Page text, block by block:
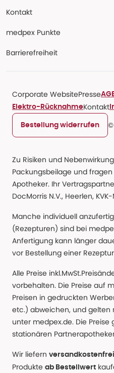
Kontakt
medpex Punkte
Barrierefreiheit
Corporate WebsitePresse
Elektro-RücknahmeKontakt
Bestellung widerrufen ©
Zu Risiken und
Packungsbeilage und fragen
Apotheker. Ihr
DocMorris N.V., Heerlen,
Manche individuell
(Rezepturen) sind bei
Anfertigung kann länger
vor Bestellung einer
Alle Preise
vorbehalten. Die Preise auf
Preisen in gedruckten
etc.) abweichen, und gelten
unter medpex.de. Die
stationären
Wir liefern versandkostenfrei
Produkte ab Bestellwert